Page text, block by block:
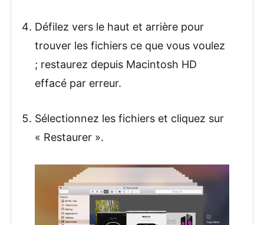
Défilez vers le haut et arrière pour
trouver les fichiers ce que vous voulez
; restaurez depuis Macintosh HD
effacé par erreur.
Sélectionnez les fichiers et cliquez sur
« Restaurer ».